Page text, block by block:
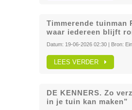
Timmerende tuinman
waar iedereen blijft
Datum: 19-06-2026 02:30| Bron:
LEES VERDER
DE KENNERS. Zo
in je tuin kan maken”